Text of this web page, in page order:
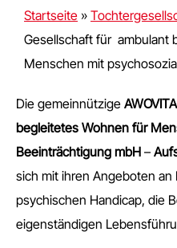
Startseite »
Gesellschaft für ambulant
Menschen mit
Die gemeinnützige
begleitetes Wohnen für
Beeinträchtigung mbH –
sich mit ihren Angeboten
psychischen Handicap, die
eigenständigen